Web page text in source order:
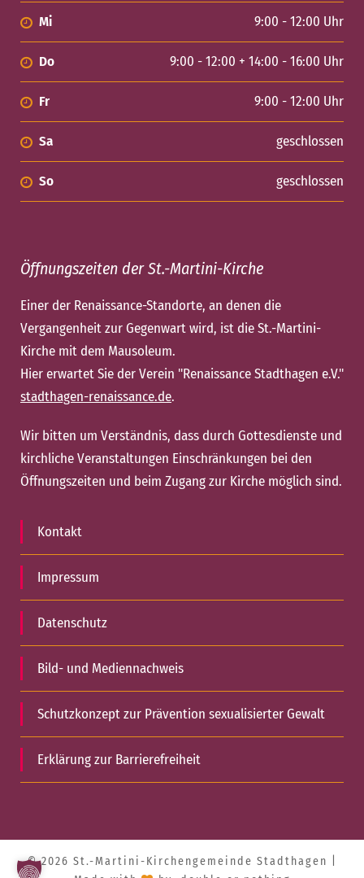
Mi 9:00 - 12:00 Uhr
Do 9:00 - 12:00 + 14:00 - 16:00 Uhr
Fr 9:00 - 12:00 Uhr
Sa geschlossen
So geschlossen
Öffnungszeiten der St.-Martini-Kirche
Einer der Renaissance-Standorte, an denen die
Vergangenheit zur Gegenwart wird, ist die St.-Martini-
Kirche mit dem Mausoleum.
Hier erwartet Sie der Verein "Renaissance Stadthagen e.V."
stadthagen-renaissance.de.
Wir bitten um Verständnis, dass durch Gottesdienste und
kirchliche Veranstaltungen Einschränkungen bei den
Öffnungszeiten und beim Zugang zur Kirche möglich sind.
Kontakt
Impressum
Datenschutz
Bild- und Mediennachweis
Schutzkonzept zur Prävention sexualisierter Gewalt
Erklärung zur Barrierefreiheit
© 2026 St.-Martini-Kirchengemeinde Stadthagen |